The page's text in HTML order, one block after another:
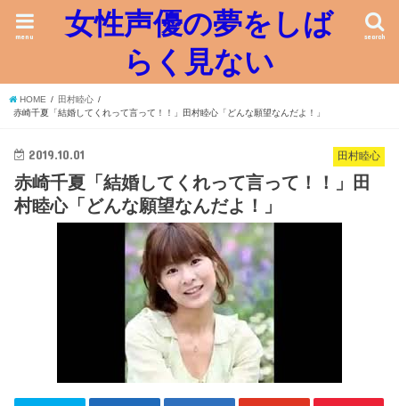
女性声優の夢をしば
らく見ない
search
menu
HOME
田村睦心
赤崎千夏「結婚してくれって言って！！」田村睦心「どんな願望なんだよ！」
田村睦心
2019.10.01
赤崎千夏「結婚してくれって言って！！」田
村睦心「どんな願望なんだよ！」